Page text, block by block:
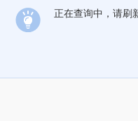
正在查询中，请刷